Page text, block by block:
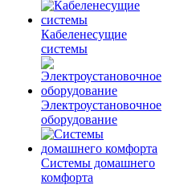
Кабеленесущие
системы
Электроустановочное
оборудование
Системы домашнего
комфорта